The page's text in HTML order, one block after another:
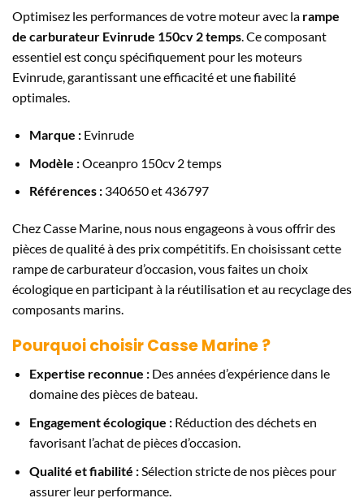
Optimisez les performances de votre moteur avec la rampe
de carburateur Evinrude 150cv 2 temps. Ce composant
essentiel est conçu spécifiquement pour les moteurs
Evinrude, garantissant une efficacité et une fiabilité
optimales.
Marque :Evinrude
Modèle :Oceanpro 150cv 2 temps
Références :340650 et 436797
Chez Casse Marine, nous nous engageons à vous offrir des
pièces de qualité à des prix compétitifs. En choisissant cette
rampe de carburateur d’occasion, vous faites un choix
écologique en participant à la réutilisation et au recyclage des
composants marins.
Pourquoi choisir Casse Marine ?
Expertise reconnue :Des années d’expérience dans le
domaine des pièces de bateau.
Engagement écologique :Réduction des déchets en
favorisant l’achat de pièces d’occasion.
Qualité et fiabilité :Sélection stricte de nos pièces pour
assurer leur performance.